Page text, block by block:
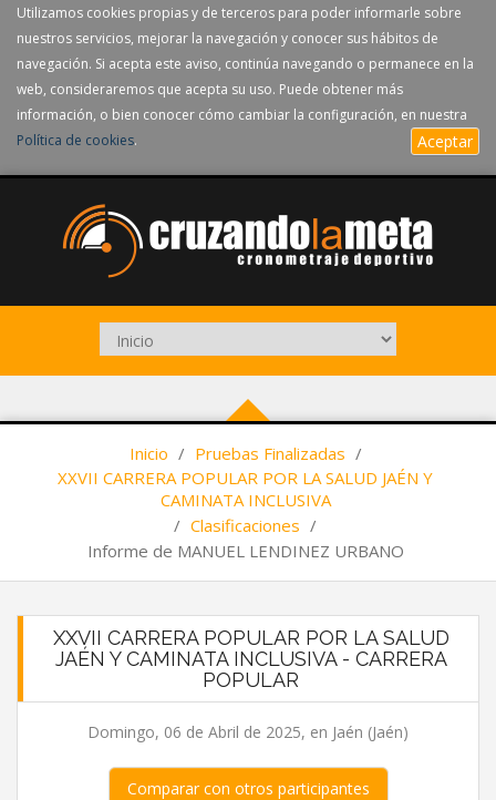
Utilizamos cookies propias y de terceros para poder informarle sobre
nuestros servicios, mejorar la navegación y conocer sus hábitos de
navegación. Si acepta este aviso, continúa navegando o permanece en la
web, consideraremos que acepta su uso. Puede obtener más
información, o bien conocer cómo cambiar la configuración, en nuestra
Política de cookies. Aceptar
Inicio / Pruebas Finalizadas /
XXVII CARRERA POPULAR POR LA SALUD JAÉN Y
CAMINATA INCLUSIVA
/ Clasificaciones /
Informe de MANUEL LENDINEZ URBANO
XXVII CARRERA POPULAR POR LA SALUD
JAÉN Y CAMINATA INCLUSIVA - CARRERA
POPULAR
Domingo, 06 de Abril de 2025, en Jaén (Jaén)
Comparar con otros participantes